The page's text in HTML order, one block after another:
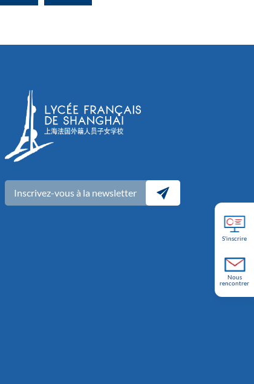
S'inscrire
Nous
rencontrer
Inscrivez-vous à la newsletter